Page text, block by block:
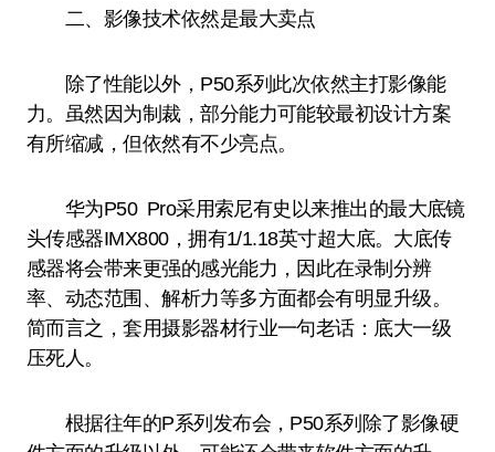
二、影像技术依然是最大卖点
除了性能以外，P50系列此次依然主打影像能
力。虽然因为制裁，部分能力可能较最初设计方案
有所缩减，但依然有不少亮点。
华为P50 Pro采用索尼有史以来推出的最大底镜
头传感器IMX800，拥有1/1.18英寸超大底。大底传
感器将会带来更强的感光能力，因此在录制分辨
率、动态范围、解析力等多方面都会有明显升级。
简而言之，套用摄影器材行业一句老话：底大一级
压死人。
根据往年的P系列发布会，P50系列除了影像硬